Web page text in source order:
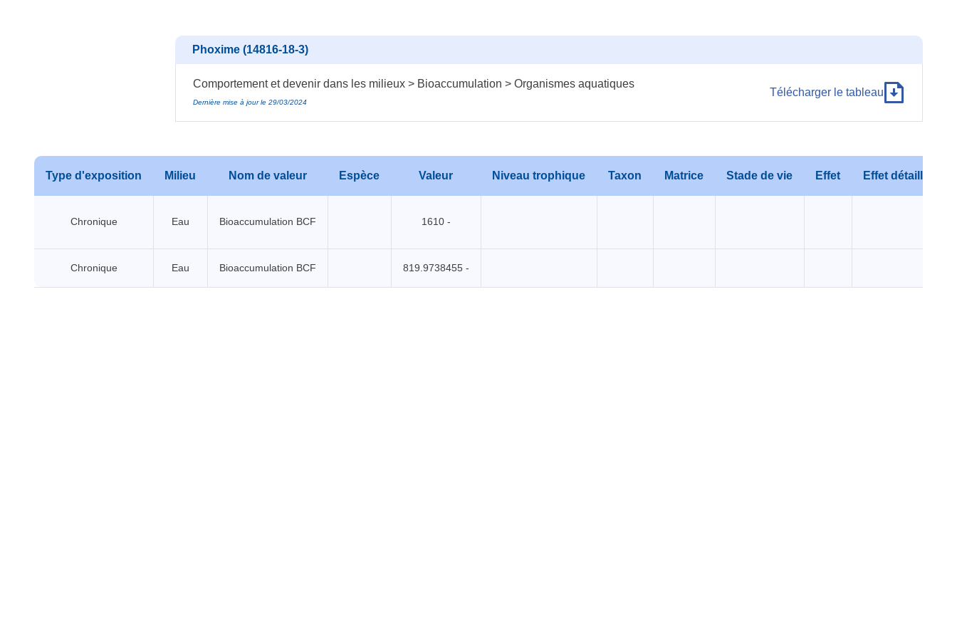
Phoxime (14816-18-3)
Comportement et devenir dans les milieux > Bioaccumulation > Organismes aquatiques
Dernière mise à jour le 29/03/2024
Télécharger le tableau
Type d'exposition Milieu Nom de valeur Espèce Valeur Niveau trophique Taxon Matrice Stade de vie Effet Effet détaillé
Chronique Eau Bioaccumulation BCF 1610 -
Chronique Eau Bioaccumulation BCF 819.9738455 -